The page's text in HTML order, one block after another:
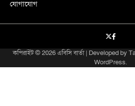
যোগাযোগ
X
কপিরাইট © 2026এবিসি বার্তা| Developed by
WordPress.